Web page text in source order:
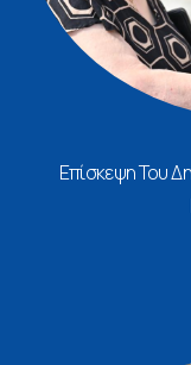
Επίσκεψη Του